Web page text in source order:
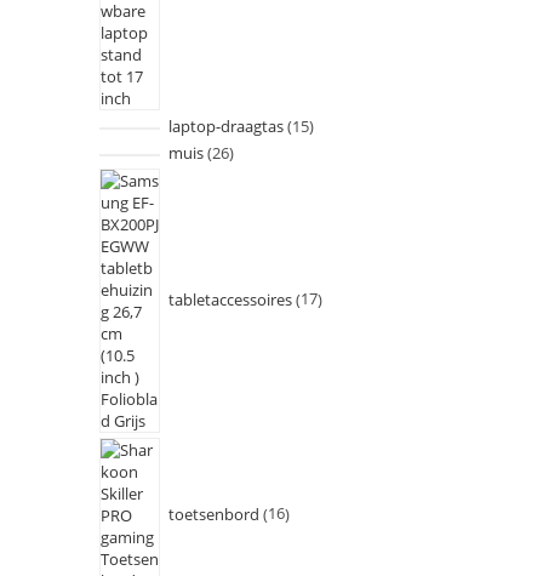
laptop-draagtas 15
muis 26
tabletaccessoires 17
toetsenbord 16